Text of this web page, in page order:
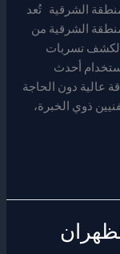
الشرقية تُعد
الشرقية من
لكشف تسربات
أحدث
عالية دون الحاجة
ذوي الخبرة،